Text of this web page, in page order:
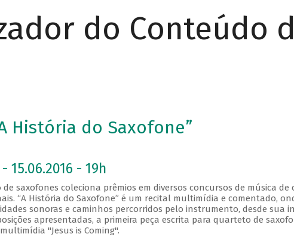
do Conteúdo
História do Saxofone”
15.06.2016 - 19h
saxofones coleciona prêmios em diversos concursos de música de
“A História do Saxofone” é um recital multimídia e comentado,
sonoras e caminhos percorridos pelo instrumento, desde sua
apresentadas, a primeira peça escrita para quarteto de
"Jesus is Coming".